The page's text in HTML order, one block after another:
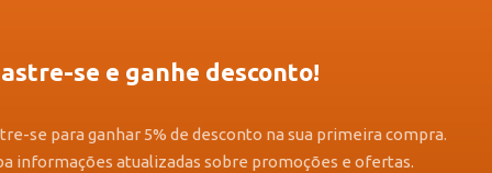
se e ganhe desconto!
se para ganhar 5% de desconto na sua primeira compra.
informações atualizadas sobre promoções e ofertas.